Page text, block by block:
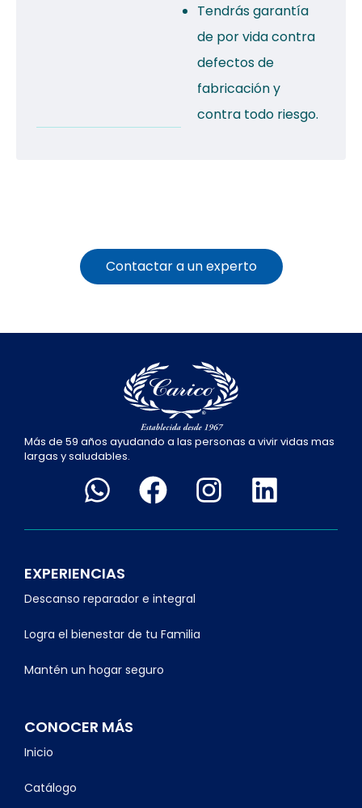
Tendrás garantía
de por vida contra
defectos de
fabricación y
contra todo riesgo.
Contactar a un experto
Más de 59 años ayudando a las personas a vivir vidas mas
largas y saludables.
EXPERIENCIAS
Descanso reparador e integral
Logra el bienestar de tu Familia
Mantén un hogar seguro
CONOCER MÁS
Inicio
Catálogo